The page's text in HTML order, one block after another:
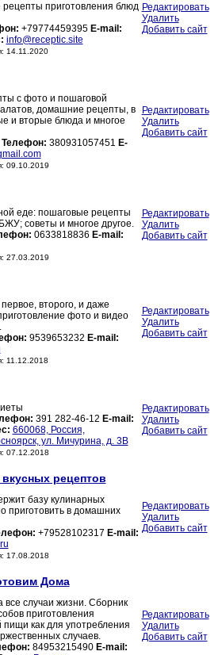
приготовления блюд
+79774459395 E-mail:
info@receptic.site
14.11.2020
Редактировать
Удалить
Добавить сайт
с фото и пошаговой
домашние рецепты, в
и вторые блюда и многое
Телефон: 380931057451 E-
09.10.2019
Редактировать
Удалить
Добавить сайт
еде: пошаговые рецепты
советы и многое другое.
0633818836 E-mail:
27.03.2019
Редактировать
Удалить
Добавить сайт
второго, и даже
фото и видео
9539653232 E-mail:
11.12.2018
Редактировать
Удалить
Добавить сайт
391 282-46-12 E-mail:
660068, Россия,
ул. Мичурина, д. 3В
07.12.2018
Редактировать
Удалить
Добавить сайт
рецептов
базу кулинарных
приготовить в домашних
+79528102317 E-mail:
17.08.2018
Редактировать
Удалить
Добавить сайт
Дома
случаи жизни. Сборник
приготовления
пищи как для употребления
случаев.
84953215490 E-mail:
Редактировать
Удалить
Добавить сайт